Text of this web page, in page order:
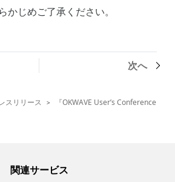
かじめご了承ください。
次へ
スリリース >
『OKWAVE User’s Conference
関連サービス